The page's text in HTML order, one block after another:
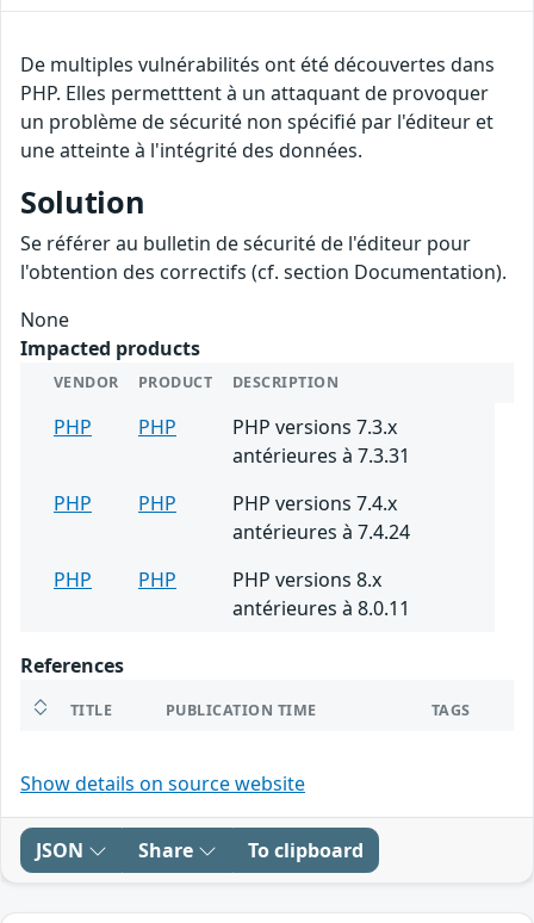
De multiples vulnérabilités ont été découvertes dans
PHP. Elles permetttent à un attaquant de provoquer
un problème de sécurité non spécifié par l'éditeur et
une atteinte à l'intégrité des données.
Solution
Se référer au bulletin de sécurité de l'éditeur pour
l'obtention des correctifs (cf. section Documentation).
None
Impacted products
VENDOR PRODUCT DESCRIPTION
PHP PHP
PHP versions 7.3.x
antérieures à 7.3.31
PHP
PHP
PHP versions 7.4.x
antérieures à 7.4.24
PHP
PHP
PHP versions 8.x
antérieures à 8.0.11
References
TITLE PUBLICATION TIME TAGS
Show details on source website
JSON Share To clipboard